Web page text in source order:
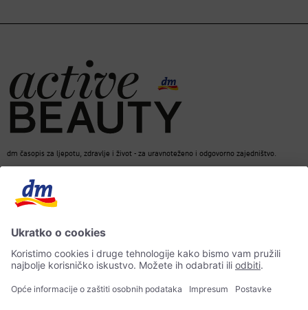
dm časopis za ljepotu, zdravlje i život - za uravnoteženo i odgovorno zajedništvo.